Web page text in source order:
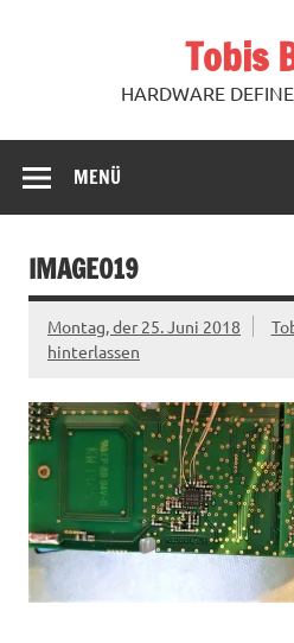
Tobis
HARDWARE
MENÜ
IMAGE019
Montag, der 25. Juni 2018
hinterlassen